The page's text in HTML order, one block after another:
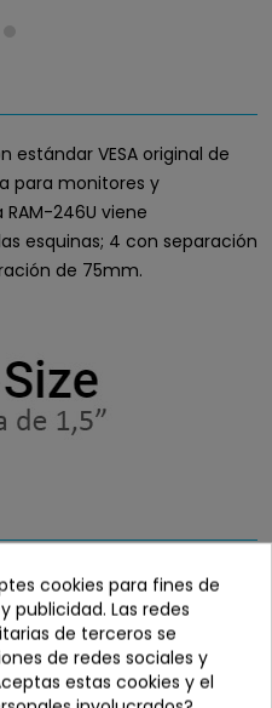
VESA original de
para monitores y
246U viene
esquinas; 4 con separación
de 75mm.
cookies para fines de
publicidad. Las redes
de terceros se
de redes sociales y
estas cookies y el